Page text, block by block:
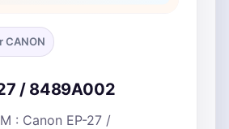
CANON
/ 8489A002
: Canon EP-27 /